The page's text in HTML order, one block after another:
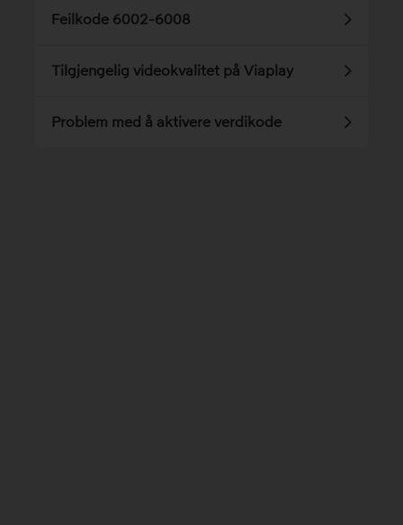
Feilkode 6002-6008
Tilgjengelig videokvalitet på Viaplay
Problem med å aktivere verdikode